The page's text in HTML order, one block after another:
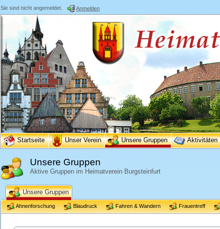
Sie sind nicht angemeldet. Anmelden
Startseite Unser Verein Unsere Gruppen Aktivitäten
Unsere Gruppen
Aktive Gruppen im Heimatverein Burgsteinfurt
Unsere Gruppen
Ahnenforschung Blaudruck Fahren & Wandern Frauentreff